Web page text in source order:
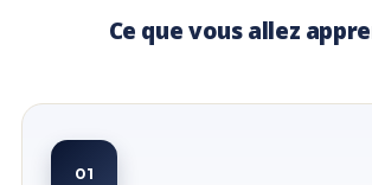
Ce que vous allez
01